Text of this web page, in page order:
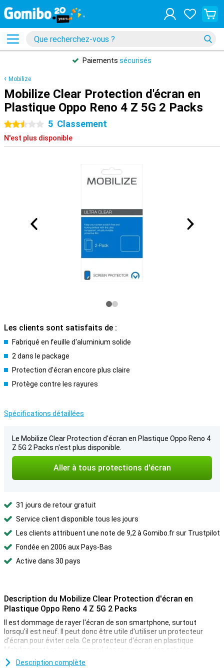
Paiements sécurisés
Mobilize
Mobilize Clear Protection d'écran en
Plastique Oppo Reno 4 Z 5G 2 Packs
2.5 étoiles
5 Classement
N'est plus disponible
Les clients sont satisfaits de :
Fabriqué en feuille d'aluminium solide
2 dans le package
Protection d'écran encore plus claire
Protège contre les rayures
Spécifications détaillées
Le Mobilize Clear Protection d'écran en Plastique Oppo Reno 4
Z 5G 2 Packs n'est plus disponible.
Aller à tous protections d'écran
31 jours de retour gratuit
Service client disponible tous les jours
Les clients attribuent une note de 9,2 à Gomibo.fr sur Trustpilot
Fondée en 2006 aux Pays-Bas
Active dans 30 pays
Description du Mobilize Clear Protection d'écran en
Plastique Oppo Reno 4 Z 5G 2 Packs
Il est dommage de rayer l'écran de son smartphone, surtout
lorsqu'il est neuf. Il peut donc être utile d'utiliser un protecteur
d'écran pour éviter cela. Ce protecteur d'écran en plastique
Mobilize protège votre appareil des rayures et des saletés.
Dans ce pack de 2 protections d'écran Mobilize en plastique
Description complète